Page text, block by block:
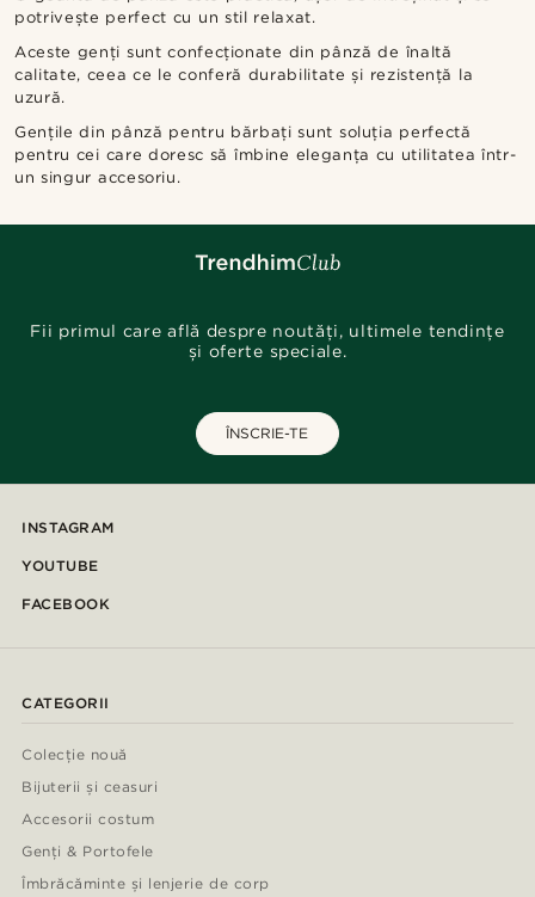
potrivește perfect cu un stil relaxat.
Aceste genți sunt confecționate din pânză de înaltă
calitate, ceea ce le conferă durabilitate și rezistență la
uzură.
Gențile din pânză pentru bărbați sunt soluția perfectă
pentru cei care doresc să îmbine eleganța cu utilitatea într-
un singur accesoriu.
Fii primul care află despre noutăți, ultimele tendințe
și oferte speciale.
ÎNSCRIE-TE
INSTAGRAM
YOUTUBE
FACEBOOK
CATEGORII
Colecție nouă
Bijuterii și ceasuri
Accesorii costum
Genți & Portofele
Îmbrăcăminte și lenjerie de corp